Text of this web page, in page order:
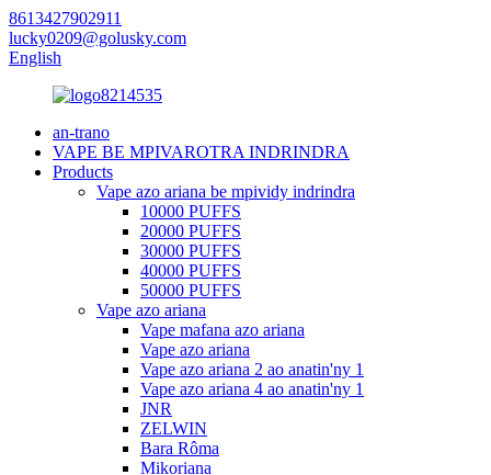
8613427902911
lucky0209@golusky.com
English
an-trano
VAPE BE MPIVAROTRA INDRINDRA
Products
Vape azo ariana be mpividy indrindra
10000 PUFFS
20000 PUFFS
30000 PUFFS
40000 PUFFS
50000 PUFFS
Vape azo ariana
Vape mafana azo ariana
Vape azo ariana
Vape azo ariana 2 ao anatin'ny 1
Vape azo ariana 4 ao anatin'ny 1
JNR
ZELWIN
Bara Rôma
Mikoriana